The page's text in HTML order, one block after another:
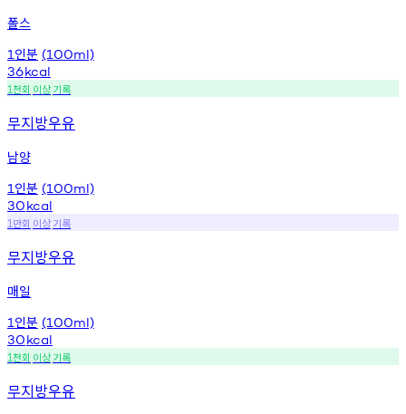
폴스
1 인분 (100ml)
36kcal
1천회 이상기록
무지방우유
남양
1 인분 (100ml)
30kcal
1 만회 이상기록
무지방우유
매일
1 인분 (100ml)
30kcal
1천회 이상기록
무지방우유